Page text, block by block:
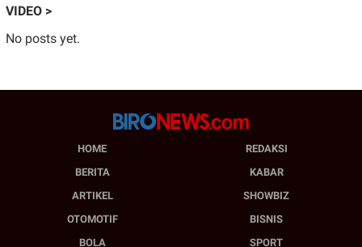
VIDEO >
No posts yet.
HOME
REDAKSI
BERITA
KABAR
ARTIKEL
SHOWBIZ
OTOMOTIF
BISNIS
BOLA
SPORT